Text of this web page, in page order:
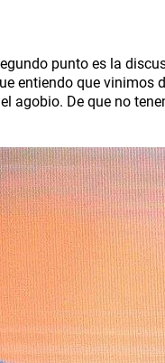
punto es la
entiendo que vinimos
agobio. De que no